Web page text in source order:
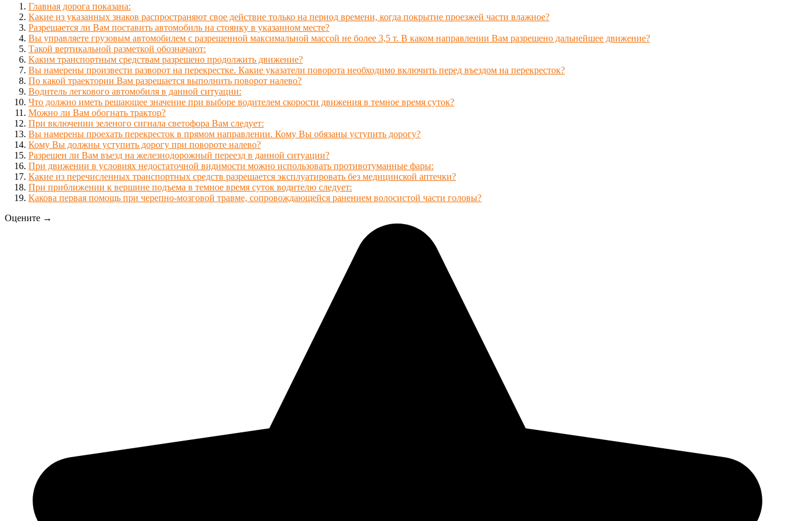
Главная дорога показана:
Какие из указанных знаков распространяют свое действие только на период времени, когда покрытие проезжей части влажное?
Разрешается ли Вам поставить автомобиль на стоянку в указанном месте?
Вы управляете грузовым автомобилем с разрешенной максимальной массой не более 3,5 т. В каком направлении Вам разрешено дальнейшее движение?
Такой вертикальной разметкой обозначают:
Каким транспортным средствам разрешено продолжить движение?
Вы намерены произвести разворот на перекрестке. Какие указатели поворота необходимо включить перед въездом на перекресток?
По какой траектории Вам разрешается выполнить поворот налево?
Водитель легкового автомобиля в данной ситуации:
Что должно иметь решающее значение при выборе водителем скорости движения в темное время суток?
Можно ли Вам обогнать трактор?
При включении зеленого сигнала светофора Вам следует:
Вы намерены проехать перекресток в прямом направлении. Кому Вы обязаны уступить дорогу?
Кому Вы должны уступить дорогу при повороте налево?
Разрешен ли Вам въезд на железнодорожный переезд в данной ситуации?
При движении в условиях недостаточной видимости можно использовать противотуманные фары:
Какие из перечисленных транспортных средств разрешается эксплуатировать без медицинской аптечки?
При приближении к вершине подъема в темное время суток водителю следует:
Какова первая помощь при черепно-мозговой травме, сопровождающейся ранением волосистой части головы?
Оцените →